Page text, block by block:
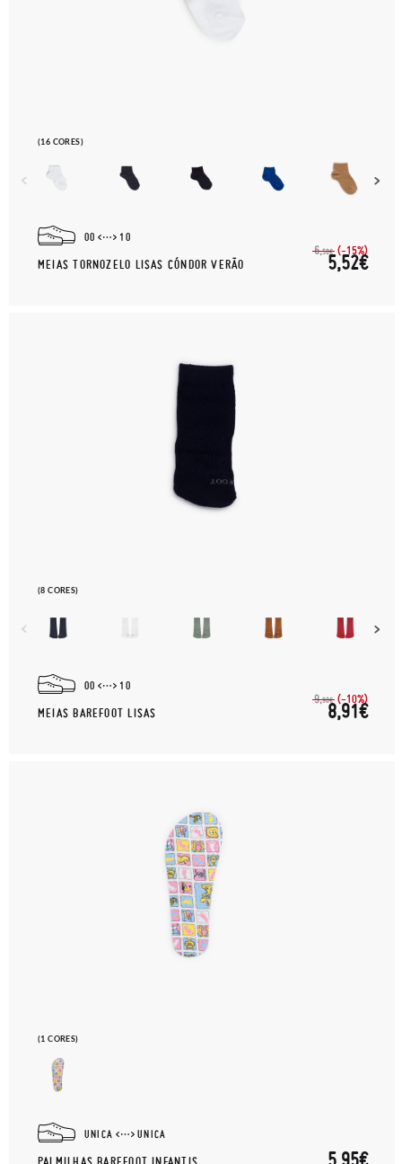
(16 CORES)
00 10
MEIAS TORNOZELO LISAS CÓNDOR VERÃO
6,50€ (-15%)
5,52€
(8 CORES)
00 10
MEIAS BAREFOOT LISAS
9,90€ (-10%)
8,91€
(1 CORES)
UNICA UNICA
5,95€